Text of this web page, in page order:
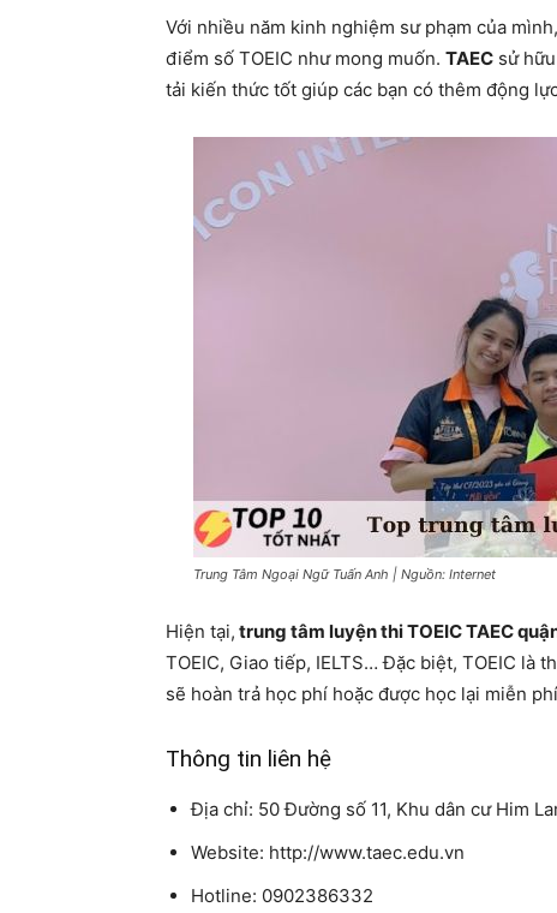
Với nhiều năm kinh nghiệm sư phạm của
điểm số TOEIC như mong muốn. TAEC sử
tải kiến thức tốt giúp các bạn có thêm động
Trung Tâm Ngoại Ngữ Tuấn Anh | Nguồn: Internet
Hiện tại, trung tâm luyện thi TOEIC TAEC
TOEIC, Giao tiếp, IELTS… Đặc biệt, TOEIC là
sẽ hoàn trả học phí hoặc được học lại miễn
Thông tin liên hệ
Địa chỉ: 50 Đường số 11, Khu dân cư Him
Website: http://www.taec.edu.vn
Hotline: 0902386332